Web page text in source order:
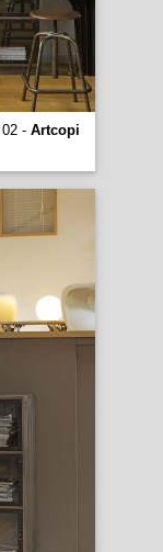
- Artcopi